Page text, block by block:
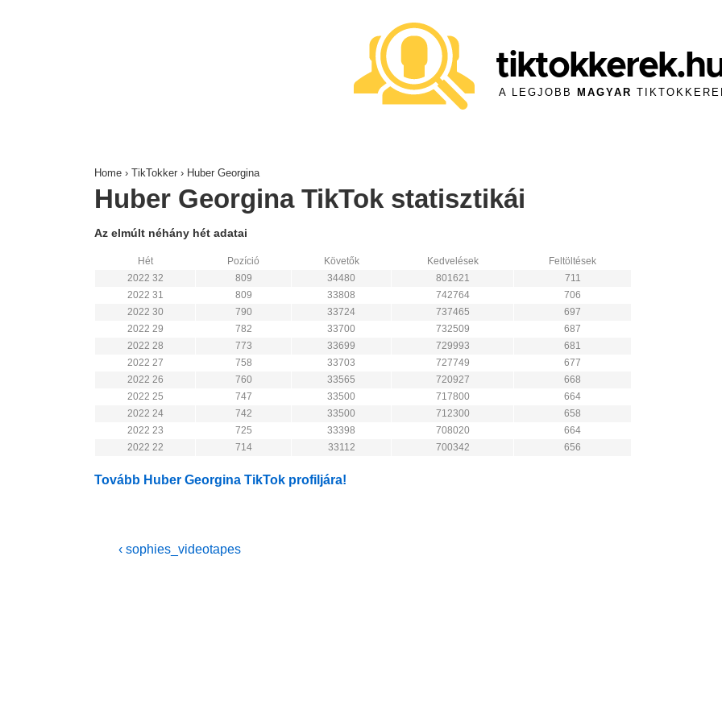
A LEGJOBB MAGYAR
Home › TikTokker › Huber Georgina
Huber Georgina TikTok statisztikái
Az elmúlt néhány hét adatai
Hét Pozíció Követők Kedvelések
Feltöltések
2022 32
809 34480 801621
711
2022 31
809 33808 742764
706
2022 30
790 33724 737465
697
2022 29
782 33700 732509
687
2022 28
773 33699 729993
681
2022 27
758 33703 727749
677
2022 26
760 33565 720927
668
2022 25
747 33500 717800
664
2022 24
742 33500 712300
658
2022 23
725 33398 708020
664
2022 22
714 33112 700342 656
Tovább Huber Georgina TikTok profiljára!
Bejegyzés
Previous
‹ sophies_videotapes